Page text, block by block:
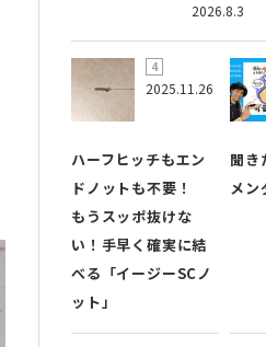
2026.8.3
2025.11.26
ハーフヒッチもエン
ドノットも不要！
もうスッポ抜けな
い！手早く確実に結
べる「イージーSCノ
ット」
聞き
メン